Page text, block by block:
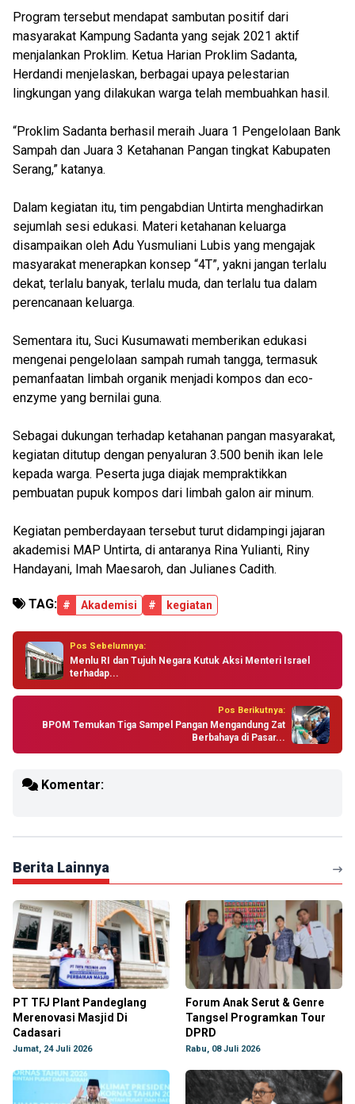
Program tersebut mendapat sambutan positif dari
masyarakat Kampung Sadanta yang sejak 2021 aktif
menjalankan Proklim. Ketua Harian Proklim Sadanta,
Herdandi menjelaskan, berbagai upaya pelestarian
lingkungan yang dilakukan warga telah membuahkan hasil.
“Proklim Sadanta berhasil meraih Juara 1 Pengelolaan Bank
Sampah dan Juara 3 Ketahanan Pangan tingkat Kabupaten
Serang,” katanya.
Dalam kegiatan itu, tim pengabdian Untirta menghadirkan
sejumlah sesi edukasi. Materi ketahanan keluarga
disampaikan oleh Adu Yusmuliani Lubis yang mengajak
masyarakat menerapkan konsep “4T”, yakni jangan terlalu
dekat, terlalu banyak, terlalu muda, dan terlalu tua dalam
perencanaan keluarga.
Sementara itu, Suci Kusumawati memberikan edukasi
mengenai pengelolaan sampah rumah tangga, termasuk
pemanfaatan limbah organik menjadi kompos dan eco-
enzyme yang bernilai guna.
Sebagai dukungan terhadap ketahanan pangan masyarakat,
kegiatan ditutup dengan penyaluran 3.500 benih ikan lele
kepada warga. Peserta juga diajak mempraktikkan
pembuatan pupuk kompos dari limbah galon air minum.
Kegiatan pemberdayaan tersebut turut didampingi jajaran
akademisi MAP Untirta, di antaranya Rina Yulianti, Riny
Handayani, Imah Maesaroh, dan Julianes Cadith.
TAG: # Akademisi # kegiatan
Pos Sebelumnya:
Menlu RI dan Tujuh Negara Kutuk Aksi Menteri Israel
terhadap...
Pos Berikutnya:
BPOM Temukan Tiga Sampel Pangan Mengandung Zat
Berbahaya di Pasar...
Komentar:
Berita Lainnya
PT TFJ Plant Pandeglang
Merenovasi Masjid Di
Cadasari
Jumat, 24 Juli 2026
Forum Anak Serut & Genre
Tangsel Programkan Tour
DPRD
Rabu, 08 Juli 2026